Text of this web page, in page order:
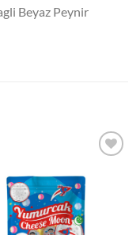
Beyaz Peynir